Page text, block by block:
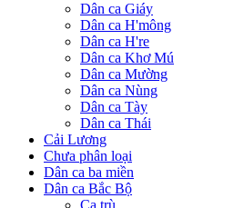
Dân ca Giáy
Dân ca H'mông
Dân ca H're
Dân ca Khơ Mú
Dân ca Mường
Dân ca Nùng
Dân ca Tày
Dân ca Thái
Cải Lương
Chưa phân loại
Dân ca ba miền
Dân ca Bắc Bộ
Ca trù